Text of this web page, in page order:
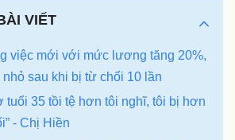
VIẾT
việc mới với mức lương tăng 20%,
sau khi bị từ chối 10 lần
tuổi 35 tồi tệ hơn tôi nghĩ, tôi bị hơn
- Chị Hiền